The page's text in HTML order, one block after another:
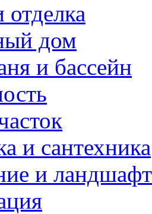
дом
и бассейн
и сантехника
и